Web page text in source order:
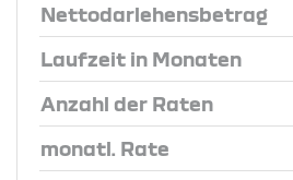
Nettodarlehensbetrag
Laufzeit in Monaten
Anzahl der Raten
monatl. Rate